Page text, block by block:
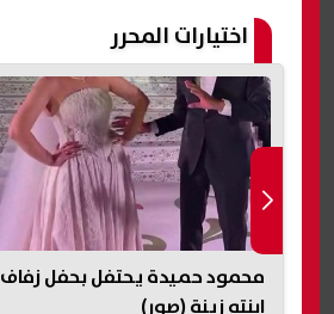
اختيارات المحرر
محمود حميدة يحتفل بحفل زفاف
ابنته زينة (صور)